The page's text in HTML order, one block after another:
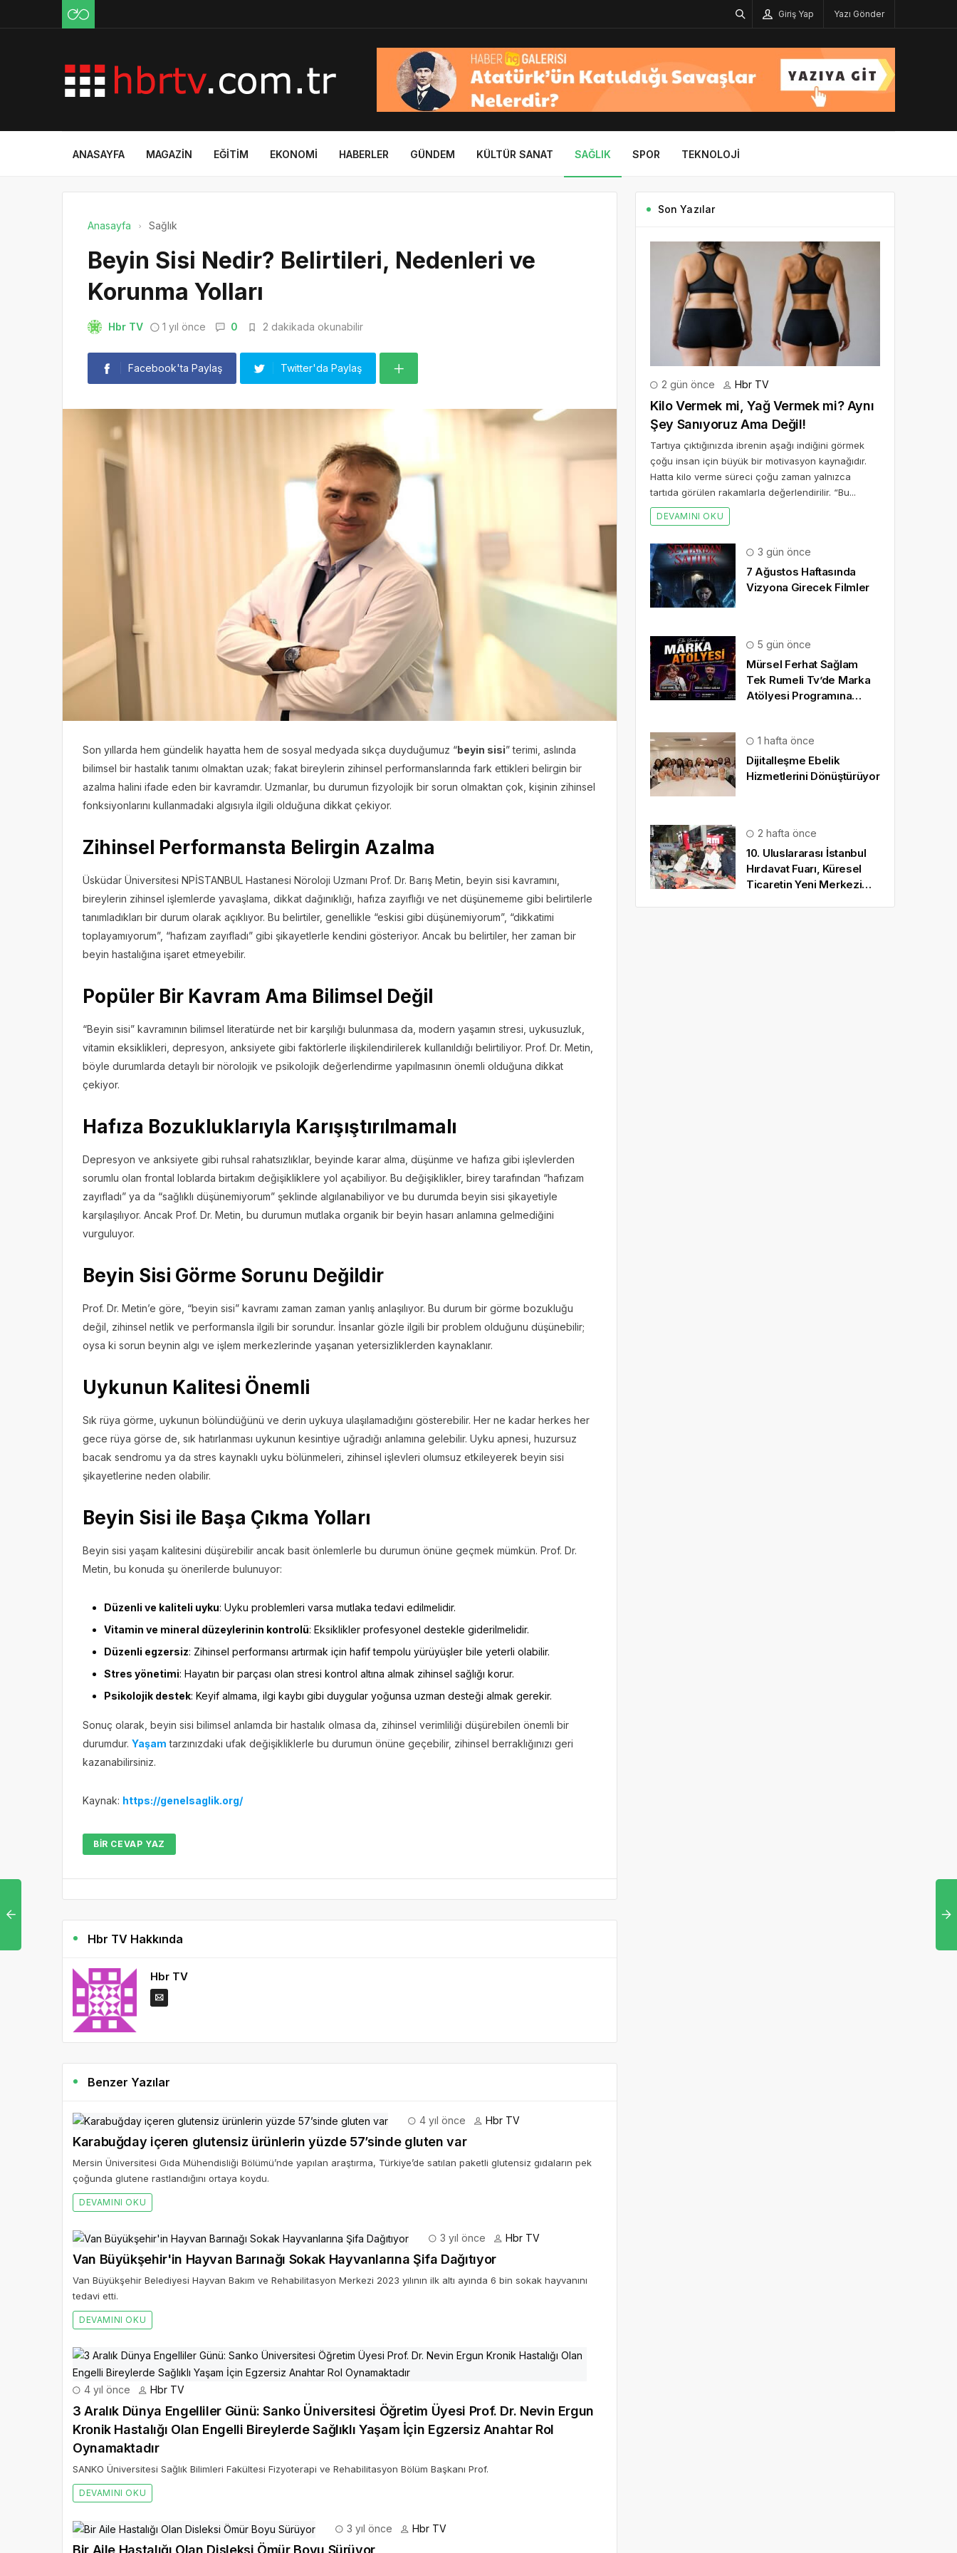
Giriş Yap Yazı Gönder
ANASAYFA MAGAZIN EĞITIM EKONOMI HABERLER GÜNDEM KÜLTÜR SANAT SAĞLIK SPOR TEKNOLOJI
Anasayfa Sağlık
Beyin Sisi Nedir? Belirtileri, Nedenleri ve
Korunma Yolları
Hbr TV 1 yıl önce 0 2 dakikada okunabilir
Facebook'ta Paylaş Twitter'da Paylaş
Son yıllarda hem gündelik hayatta hem de sosyal medyada sıkça duyduğumuz “beyin sisi” terimi, aslında
bilimsel bir hastalık tanımı olmaktan uzak; fakat bireylerin zihinsel performanslarında fark ettikleri belirgin bir
azalma halini ifade eden bir kavramdır. Uzmanlar, bu durumun fizyolojik bir sorun olmaktan çok, kişinin zihinsel
fonksiyonlarını kullanmadaki algısıyla ilgili olduğuna dikkat çekiyor.
Zihinsel Performansta Belirgin Azalma
Üsküdar Üniversitesi NPİSTANBUL Hastanesi Nöroloji Uzmanı Prof. Dr. Barış Metin, beyin sisi kavramını,
bireylerin zihinsel işlemlerde yavaşlama, dikkat dağınıklığı, hafıza zayıflığı ve net düşünememe gibi belirtilerle
tanımladıkları bir durum olarak açıklıyor. Bu belirtiler, genellikle “eskisi gibi düşünemiyorum”, “dikkatimi
toplayamıyorum”, “hafızam zayıfladı” gibi şikayetlerle kendini gösteriyor. Ancak bu belirtiler, her zaman bir
beyin hastalığına işaret etmeyebilir.
Popüler Bir Kavram Ama Bilimsel Değil
“Beyin sisi” kavramının bilimsel literatürde net bir karşılığı bulunmasa da, modern yaşamın stresi, uykusuzluk,
vitamin eksiklikleri, depresyon, anksiyete gibi faktörlerle ilişkilendirilerek kullanıldığı belirtiliyor. Prof. Dr. Metin,
böyle durumlarda detaylı bir nörolojik ve psikolojik değerlendirme yapılmasının önemli olduğuna dikkat
çekiyor.
Hafıza Bozukluklarıyla Karışıştırılmamalı
Depresyon ve anksiyete gibi ruhsal rahatsızlıklar, beyinde karar alma, düşünme ve hafıza gibi işlevlerden
sorumlu olan frontal loblarda birtakım değişikliklere yol açabiliyor. Bu değişiklikler, birey tarafından “hafızam
zayıfladı” ya da “sağlıklı düşünemiyorum” şeklinde algılanabiliyor ve bu durumda beyin sisi şikayetiyle
karşılaşılıyor. Ancak Prof. Dr. Metin, bu durumun mutlaka organik bir beyin hasarı anlamına gelmediğini
vurguluyor.
Beyin Sisi Görme Sorunu Değildir
Prof. Dr. Metin’e göre, “beyin sisi” kavramı zaman zaman yanlış anlaşılıyor. Bu durum bir görme bozukluğu
değil, zihinsel netlik ve performansla ilgili bir sorundur. İnsanlar gözle ilgili bir problem olduğunu düşünebilir;
oysa ki sorun beynin algı ve işlem merkezlerinde yaşanan yetersizliklerden kaynaklanır.
Uykunun Kalitesi Önemli
Sık rüya görme, uykunun bölündüğünü ve derin uykuya ulaşılamadığını gösterebilir. Her ne kadar herkes her
gece rüya görse de, sık hatırlanması uykunun kesintiye uğradığı anlamına gelebilir. Uyku apnesi, huzursuz
bacak sendromu ya da stres kaynaklı uyku bölünmeleri, zihinsel işlevleri olumsuz etkileyerek beyin sisi
şikayetlerine neden olabilir.
Beyin Sisi ile Başa Çıkma Yolları
Beyin sisi yaşam kalitesini düşürebilir ancak basit önlemlerle bu durumun önüne geçmek mümkün. Prof. Dr.
Metin, bu konuda şu önerilerde bulunuyor:
Düzenli ve kaliteli uyku: Uyku problemleri varsa mutlaka tedavi edilmelidir.
Vitamin ve mineral düzeylerinin kontrolü: Eksiklikler profesyonel destekle giderilmelidir.
Düzenli egzersiz: Zihinsel performansı artırmak için hafif tempolu yürüyüşler bile yeterli olabilir.
Stres yönetimi: Hayatın bir parçası olan stresi kontrol altına almak zihinsel sağlığı korur.
Psikolojik destek: Keyif almama, ilgi kaybı gibi duygular yoğunsa uzman desteği almak gerekir.
Sonuç olarak, beyin sisi bilimsel anlamda bir hastalık olmasa da, zihinsel verimliliği düşürebilen önemli bir
durumdur. Yaşam tarzınızdaki ufak değişikliklerle bu durumun önüne geçebilir, zihinsel berraklığınızı geri
kazanabilirsiniz.
Kaynak: https://genelsaglik.org/
BIR CEVAP YAZ
Hbr TV Hakkında
Hbr TV
Benzer Yazılar
4 yıl önce Hbr TV
Karabuğday içeren glutensiz ürünlerin yüzde 57’sinde gluten var
Mersin Üniversitesi Gıda Mühendisliği Bölümü’nde yapılan araştırma, Türkiye’de satılan paketli glutensiz gıdaların pek
çoğunda glutene rastlandığını ortaya koydu.
DEVAMINI OKU
3 yıl önce Hbr TV
Van Büyükşehir'in Hayvan Barınağı Sokak Hayvanlarına Şifa Dağıtıyor
Van Büyükşehir Belediyesi Hayvan Bakım ve Rehabilitasyon Merkezi 2023 yılının ilk altı ayında 6 bin sokak hayvanını
tedavi etti.
DEVAMINI OKU
4 yıl önce Hbr TV
3 Aralık Dünya Engelliler Günü: Sanko Üniversitesi Öğretim Üyesi Prof. Dr. Nevin Ergun
Kronik Hastalığı Olan Engelli Bireylerde Sağlıklı Yaşam İçin Egzersiz Anahtar Rol
Oynamaktadır
SANKO Üniversitesi Sağlık Bilimleri Fakültesi Fizyoterapi ve Rehabilitasyon Bölüm Başkanı Prof.
DEVAMINI OKU
3 yıl önce Hbr TV
Bir Aile Hastalığı Olan Disleksi Ömür Boyu Sürüyor
Son Yazılar
2 gün önce Hbr TV
Kilo Vermek mi, Yağ Vermek mi? Aynı
Şey Sanıyoruz Ama Değil!
Tartıya çıktığınızda ibrenin aşağı indiğini görmek
çoğu insan için büyük bir motivasyon kaynağıdır.
Hatta kilo verme süreci çoğu zaman yalnızca
tartıda görülen rakamlarla değerlendirilir. “Bu...
DEVAMINI OKU
3 gün önce
7 Ağustos Haftasında
Vizyona Girecek Filmler
5 gün önce
Mürsel Ferhat Sağlam
Tek Rumeli Tv’de Marka
Atölyesi Programına
1 hafta önce
Dijitalleşme Ebelik
Hizmetlerini Dönüştürüyor
2 hafta önce
10. Uluslararası İstanbul
Hırdavat Fuarı, Küresel
Ticaretin Yeni Merkezi